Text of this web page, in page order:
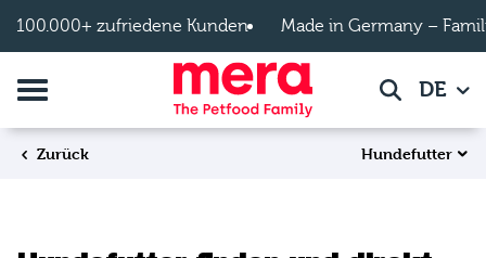
100.000+ zufriedene Kunden Made in Germany –
Navigation umschalten SucheDE
Zurück Hundefutter